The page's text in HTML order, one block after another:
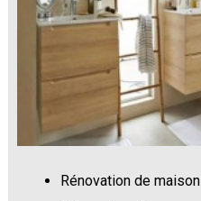
Rénovation de maison